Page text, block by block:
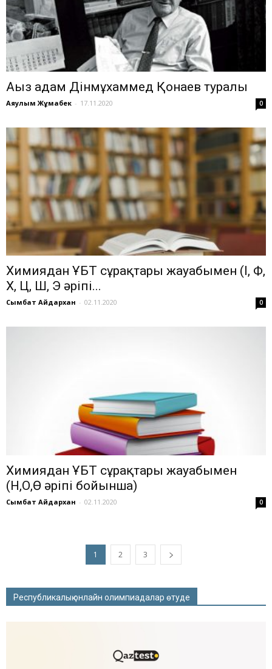
Аңыз адам Дінмұхаммед Қонаев туралы
Аяулым Жұмабек - 17.11.2020 0
Химиядан ҰБТ сұрақтары жауабымен (І, Ф,
Х, Ц, Ш, Э әріпі...
Сымбат Айдархан - 02.11.2020 0
Химиядан ҰБТ сұрақтары жауабымен
(Н,О,Ө әріпі бойынша)
Сымбат Айдархан - 02.11.2020 0
1 2 3
Республикалық онлайн олимпиадалар өтуде